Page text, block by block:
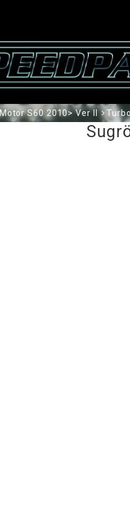
Motor S60 2010> Ver II